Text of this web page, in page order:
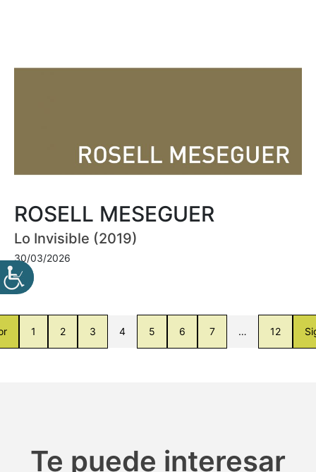
ROSELL MESEGUER
Lo Invisible (2019)
30/03/2026
1 2 3 4 5 6 7 … 12
Te puede interesar